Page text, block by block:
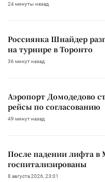
24 минуты назад
Россиянка Шнайдер
на турнире в Торонто
36 минут назад
Аэропорт Домодедово
рейсы по согласованию
49 минут назад
После падении лифта в
госпитализированы
8 августа 2026, 23:01